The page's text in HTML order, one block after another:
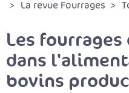
La revue Fourrages
Les
dans
bovins